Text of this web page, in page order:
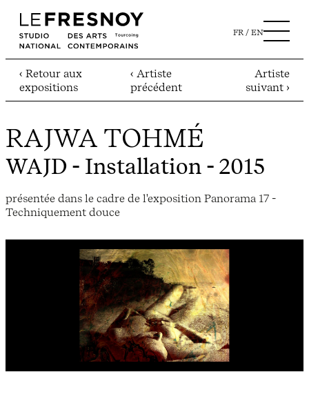
FR EN
‹ Retour aux
expositions
‹ Artiste
précédent
Artiste
suivant ›
RAJWA TOHMÉ
WAJD - Installation - 2015
présentée dans le cadre de l'exposition Panorama 17 -
Techniquement douce